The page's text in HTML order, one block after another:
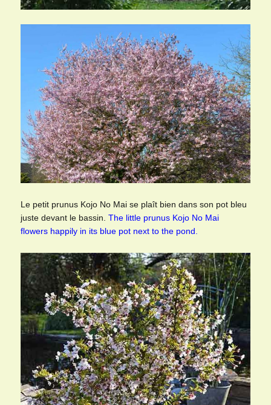
Le petit prunus Kojo No Mai se plaît bien dans son pot bleu
juste devant le bassin.The little prunus Kojo No Mai
flowers happily in its blue pot next to the pond.